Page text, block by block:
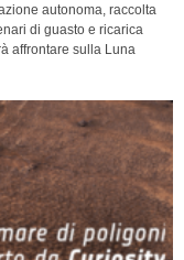
autonoma, raccolta
di guasto e ricarica
affrontare sulla Luna